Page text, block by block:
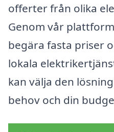
offerter från olika
Genom vår
begära fasta priser
lokala
kan välja den
behov och din